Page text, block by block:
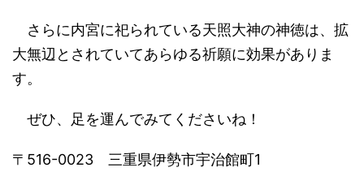
さらに内宮に祀られている天照大神の神徳は、拡
大無辺とされていてあらゆる祈願に効果がありま
す。
ぜひ、足を運んでみてくださいね！
〒516-0023 三重県伊勢市宇治館町1